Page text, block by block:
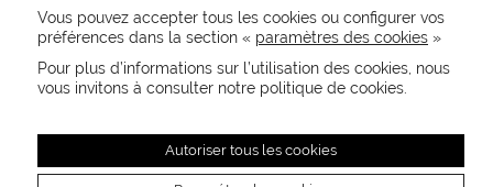
CONTACTEZ-NOUS
NEWSLETTER
Recevez les actualités MOORE en exclusivité
Vous pouvez accepter tous les cookies ou configurer vos
préférences dans la section « paramètres des cookies »
Pour plus d’informations sur l’utilisation des cookies, nous
vous invitons à consulter notre politique de cookies.
Autoriser tous les cookies